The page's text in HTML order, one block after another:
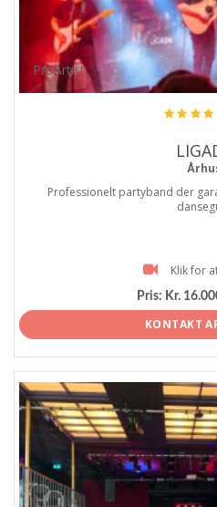
ProArtist
Professionelt partyband der
Klik for
Pris: Kr.
KONTAKT